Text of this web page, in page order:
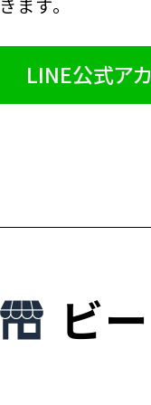
きます。
LINE公式ア
ビ